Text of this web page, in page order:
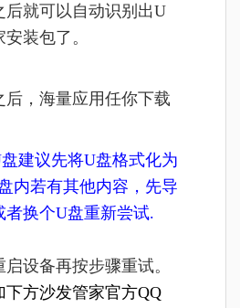
后就可以自动识别出U
装包了。
后，海量应用任你下载
建议先将U盘格式化为
内若有其他内容，先导
者换个U盘重新尝试.
设备再按步骤重试。
下方沙发管家官方QQ